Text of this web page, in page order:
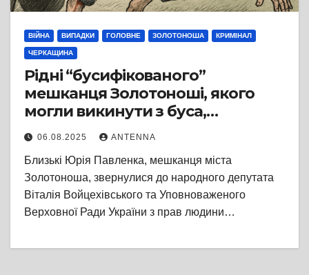
ВІЙНА ВИПАДКИ ГОЛОВНЕ ЗОЛОТОНОША КРИМІНАЛ
ЧЕРКАЩИНА
Рідні “бусифікованого”
мешканця Золотоноші, якого
могли викинути з буса,
вимагають кримінального
розслідування
06.08.2025 ANTENNA
Близькі Юрія Павленка, мешканця міста
Золотоноша, звернулися до народного депутата
Віталія Войцехівського та Уповноваженого
Верховної Ради України з прав людини…